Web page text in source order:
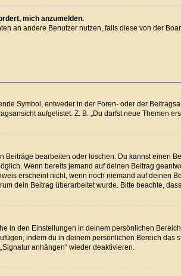
mich anzumelden.
an andere Benutzer nutzen, falls diese von der
Symbol, entweder in der Foren- oder der
aufgelistet. Z. B. „Du darfst neue Themen
bearbeiten oder löschen. Du kannst einen
Wenn bereits jemand auf deinen Beitrag
erscheint nicht, wenn noch niemand auf deinen
dein Beitrag überarbeitet wurde. Bitte beachte,
in den Einstellungen in deinem persönlichen
indem du in deinem persönlichen Bereich
anhängen“ wieder deaktivieren.